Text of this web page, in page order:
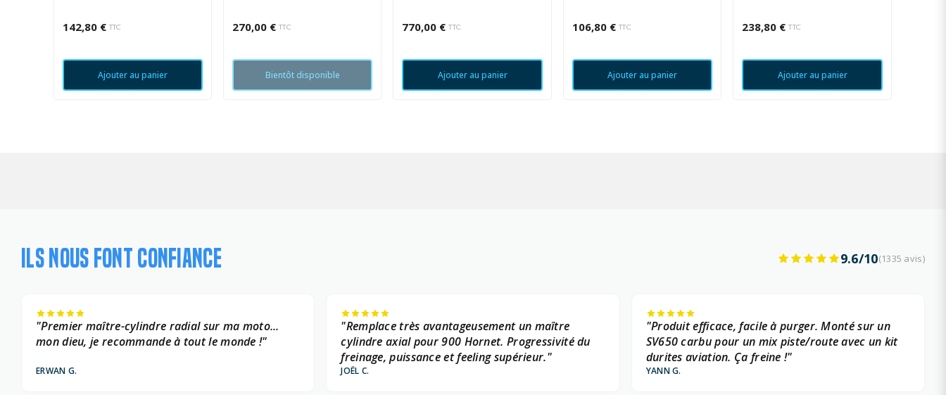
142,80 € TTC
Ajouter au panier
270,00 € TTC
Bientôt disponible
770,00 € TTC
Ajouter au panier
106,80 € TTC
Ajouter au panier
238,80 € TTC
Ajouter au panier
ILS NOUS FONT CONFIANCE 9.6/10(1335 avis)
"Premier maître-cylindre radial sur ma moto...
mon dieu, je recommande à tout le monde !"
ERWAN G.
"Remplace très avantageusement un maître
cylindre axial pour 900 Hornet. Progressivité du
freinage, puissance et feeling supérieur."
JOËL C.
"Produit efficace, facile à purger. Monté sur un
SV650 carbu pour un mix piste/route avec un kit
durites aviation. Ça freine !"
YANN G.